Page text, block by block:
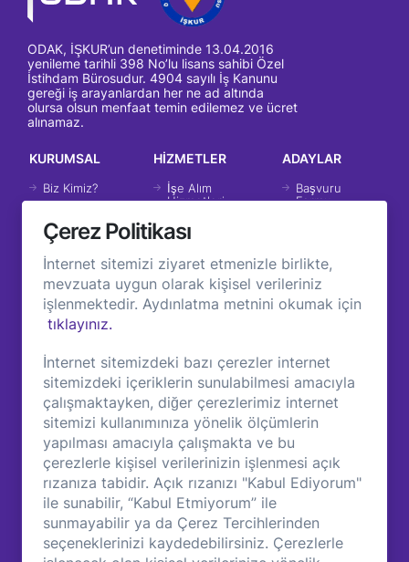
ODAK, İŞKUR’un denetiminde 13.04.2016
yenileme tarihli 398 No’lu lisans sahibi Özel
İstihdam Bürosudur. 4904 sayılı İş Kanunu
gereği iş arayanlardan her ne ad altında
olursa olsun menfaat temin edilemez ve ücret
alınamaz.
KURUMSAL
Biz Kimiz?
Vizyon &
Misyon
Değerlerimiz
Grup
Şirketlerimiz
HİZMETLER
İşe Alım
Hizmetleri
İK Danışmanlık
Hizmetleri
Eğitim ve
Koçluk
İK Araçları ve
ADAYLAR
Başvuru
Formu
İŞ VERENLER
Çözümlerimiz
Ürünlerimiz
Uzmanlıklarımız
SAYFALAR
Başarı Hikayeleri
Blog ve Bilgi
KVKK Koşulları
Çerez Politikası
Çerez Tercihleri
Çerez Politikası
İnternet sitemizi ziyaret etmenizle birlikte,
mevzuata uygun olarak kişisel verileriniz
işlenmektedir. Aydınlatma metnini okumak için
tıklayınız.
İnternet sitemizdeki bazı çerezler internet
sitemizdeki içeriklerin sunulabilmesi amacıyla
çalışmaktayken, diğer çerezlerimiz internet
sitemizi kullanımınıza yönelik ölçümlerin
yapılması amacıyla çalışmakta ve bu
çerezlerle kişisel verilerinizin işlenmesi açık
rızanıza tabidir. Açık rızanızı "Kabul Ediyorum"
ile sunabilir, “Kabul Etmiyorum” ile
sunmayabilir ya da Çerez Tercihlerinden
seçeneklerinizi kaydedebilirsiniz. Çerezlerle